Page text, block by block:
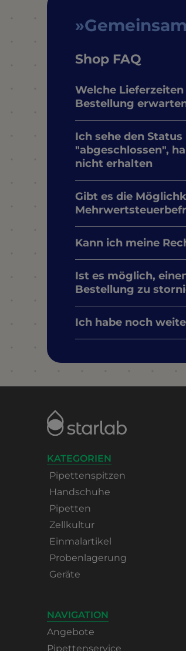
Shop FAQ
Welche
Bestellung
Ich sehe den
"abgeschlossen",
nicht erhalten
Gibt es die
Kann ich meine
Ist es möglich,
Bestellung zu
Ich habe noch
KATEGORIEN
Pipettenspitzen
Handschuhe
Pipetten
Zellkultur
Einmalartikel
Probenlagerung
Geräte
NAVIGATION
Angebote
Pipettenservice